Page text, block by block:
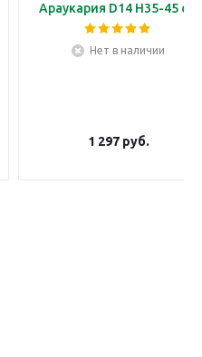
Араукария D14 H35-45 см
Нет в наличии
1 297руб.